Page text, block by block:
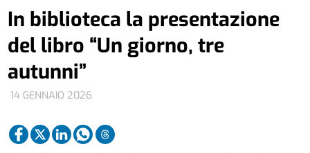
14 GENNAIO 2026
In biblioteca la presentazione
del libro “Un giorno, tre
autunni”